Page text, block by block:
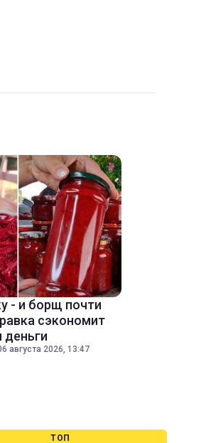
- и борщ почти
сэкономит
деньги
августа 2026, 13:47
ТОП